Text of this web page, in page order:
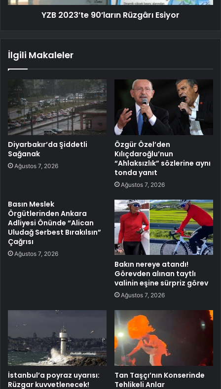
YZB 2023’te 90’ların Rüzgârı Esiyor
İlgili Makaleler
Diyarbakır’da Şiddetli
Sağanak
Ağustos 7, 2026
Özgür Özel’den
Kılıçdaroğlu’nun
“Ahlaksızlık” sözlerine aynı
tonda yanıt
Ağustos 7, 2026
Basın Meslek
Örgütlerinden Ankara
Adliyesi Önünde “Alican
Uludağ Serbest Bırakılsın”
Çağrısı
Ağustos 7, 2026
Bakın nereye atandı!
Görevden alınan taytlı
valinin eşine sürpriz görev
Ağustos 7, 2026
İstanbul’a poyraz uyarısı:
Rüzgar kuvvetlenecek!
Tan Taşçı’nın Konserinde
Tehlikeli Anlar